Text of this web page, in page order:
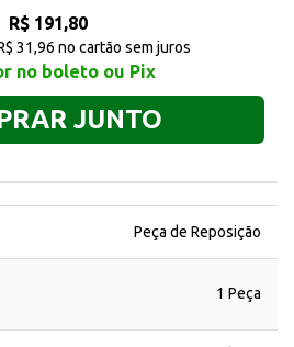
R$ 191,80
31,96 no cartão sem juros
no boleto ou Pix
JUNTO
Peça de Reposição
1 Peça